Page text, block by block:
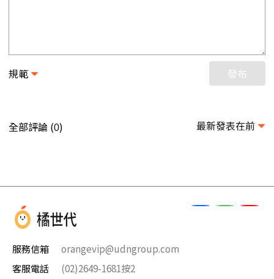
規範 發布
全部評論 (0) 最新發表在前
服務信箱
orangevip@udngroup.com
客服電話
(02)2649-1681按2